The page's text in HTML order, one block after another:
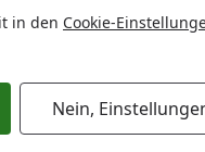
in den Cookie-
Nein,
Teichfolie
für ein gesundes